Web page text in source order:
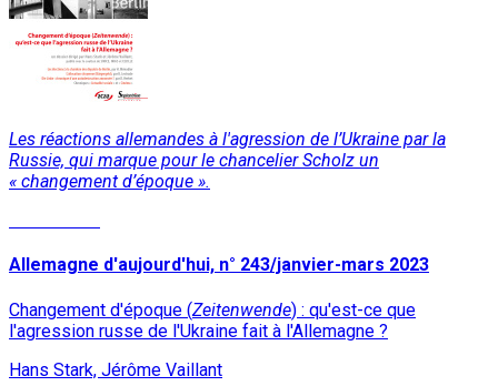
Les réactions allemandes à l'agression de l’Ukraine par la
Russie, qui marque pour le chancelier Scholz un
« changement d’époque ».
Allemagne d'aujourd'hui, n° 243/janvier-mars 2023
Changement d'époque (Zeitenwende) : qu'est-ce que
l'agression russe de l'Ukraine fait à l'Allemagne ?
Hans Stark, Jérôme Vaillant